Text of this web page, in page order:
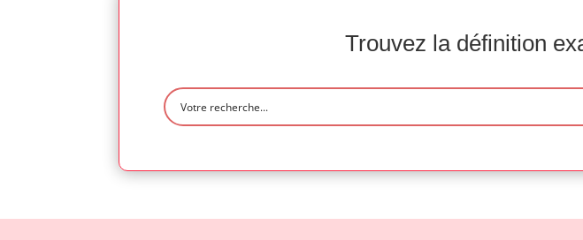
Trouvez la définition